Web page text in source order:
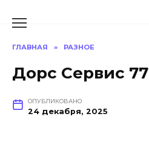
ГЛАВНАЯ » РАЗНОЕ
Дорс Сервис 77
ОПУБЛИКОВАНО
24 декабря, 2025